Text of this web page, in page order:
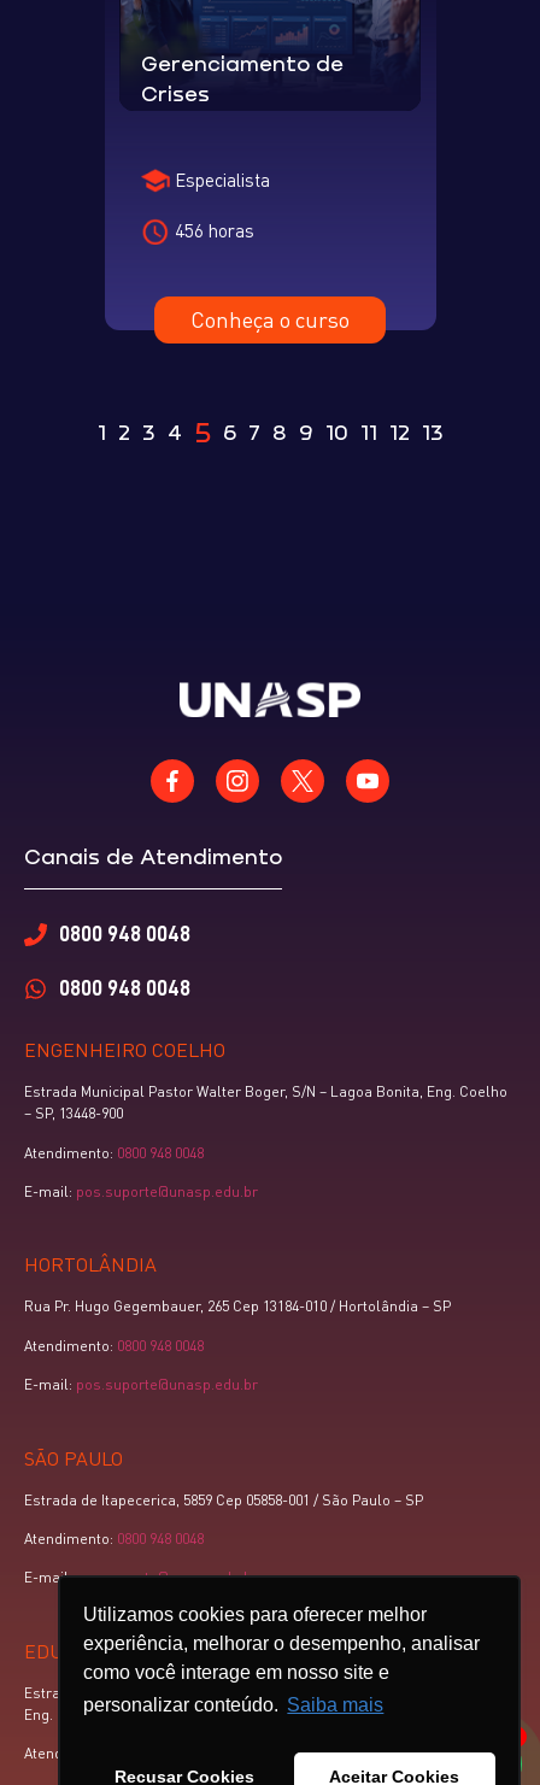
Utilizamos cookies para oferecer melhor
experiência, melhorar o desempenho, analisar
como você interage em nosso site e
personalizar conteúdo. Saiba mais
Recusar Cookies Aceitar Cookies
Gerenciamento de
Crises
Especialista
456 horas
Conheça o curso
1 2 3 4 5 6 7 8 9 10 11 12 13
ENGENHEIRO COELHO
Estrada Municipal Pastor Walter Boger, S/N – Lagoa Bonita, Eng. Coelho
– SP, 13448-900
Atendimento: 0800 948 0048
E-mail: pos.suporte@unasp.edu.br
HORTOLÂNDIA
Rua Pr. Hugo Gegembauer, 265 Cep 13184-010 / Hortolândia – SP
Atendimento: 0800 948 0048
E-mail: pos.suporte@unasp.edu.br
SÃO PAULO
Estrada de Itapecerica, 5859 Cep 05858-001 / São Paulo – SP
Atendimento: 0800 948 0048
E-mail:pos.suporte@unasp.edu.br
EDUCAÇÃO A DISTÂNCIA
Estrada Mun. Pr. Walter Boger, km 3,5 Cep 13448-900 – Caixa postal 88 /
Eng. Coelho – SP
Atendimento:
Canais de Atendimento
0800 948 0048
0800 948 0048